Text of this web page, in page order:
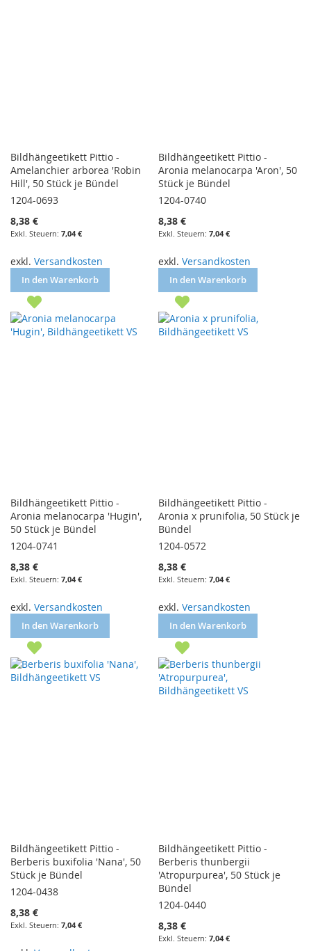
Bildhängeetikett Pittio -
Amelanchier arborea 'Robin
Hill', 50 Stück je Bündel
1204-0693
8,38 €
7,04 €
exkl. Versandkosten
In den Warenkorb
Bildhängeetikett Pittio -
Aronia melanocarpa 'Aron', 50
Stück je Bündel
1204-0740
8,38 €
7,04 €
exkl.Versandkosten
In den Warenkorb
Bildhängeetikett Pittio -
Aronia melanocarpa 'Hugin',
50 Stück je Bündel
1204-0741
8,38 €
7,04 €
exkl. Versandkosten
In den Warenkorb
Bildhängeetikett Pittio -
Aronia x prunifolia, 50 Stück je
Bündel
1204-0572
8,38 €
7,04 €
exkl.Versandkosten
In den Warenkorb
Bildhängeetikett Pittio -
Berberis buxifolia 'Nana', 50
Stück je Bündel
1204-0438
8,38 €
7,04 €
Bildhängeetikett Pittio -
Berberis thunbergii
'Atropurpurea', 50 Stück je
Bündel
1204-0440
8,38 €
7,04 €